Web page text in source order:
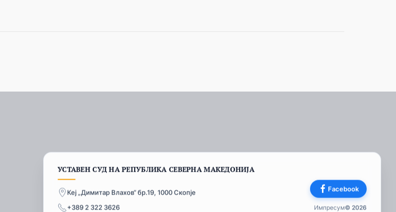
УСТАВЕН СУД НА РЕПУБЛИКА СЕВЕРНА МАКЕДОНИЈА
Кеј „Димитар Влахов“ бр.19, 1000 Скопје
+389 2 322 3626
Facebook
Импресум© 2026